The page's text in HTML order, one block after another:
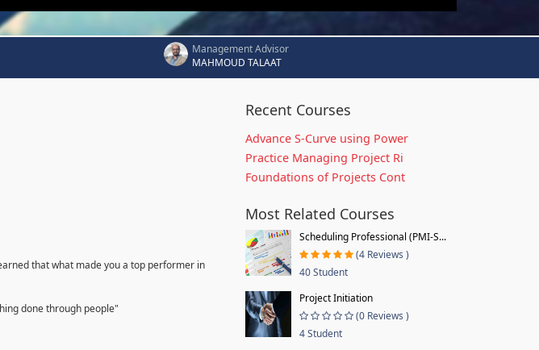
Management Advisor
MAHMOUD TALAAT
that what made you a top performer in
done through people"
Recent Courses
Advance S-Curve using Power
Practice Managing Project Ri
Foundations of Projects Cont
Most Related Courses
Scheduling Professional (PMI-S...
(4 Reviews )
40 Student
Project Initiation
(0 Reviews )
4 Student